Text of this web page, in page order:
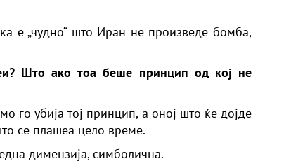
е „чудно“ што Иран не произведе бомба,
Што ако тоа беше принцип од кој не
го убија тој принцип, а оној што ќе дојде
се плашеа цело време.
димензија, симболична.